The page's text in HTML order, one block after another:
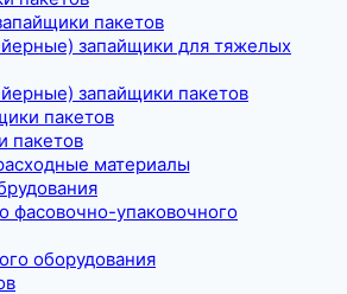
пакетов
запайщики для тяжелых
запайщики пакетов
пакетов
пакетов
материалы
фасовочно-упаковочного
оборудования